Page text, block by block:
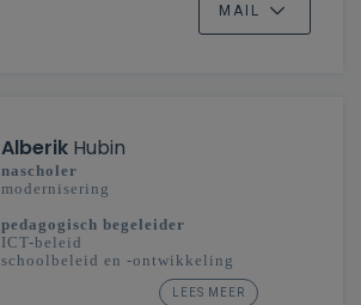
MAIL
Alberik Hubin
nascholer
modernisering
pedagogisch begeleider
ICT-beleid
schoolbeleid en -ontwikkeling
LEES MEER